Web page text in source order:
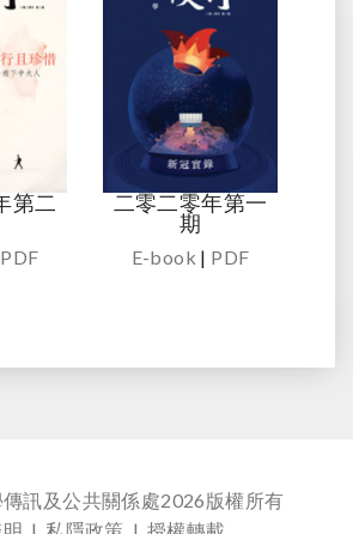
第二
PDF
二零二零年第一
期
E-book | PDF
訊及公共關係處2026版權所有